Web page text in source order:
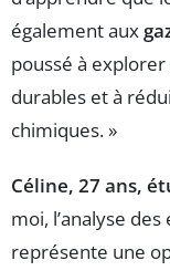
également aux
poussé à
durables et à
chimiques. »
Céline, 27 ans,
moi, l’analyse
représente une